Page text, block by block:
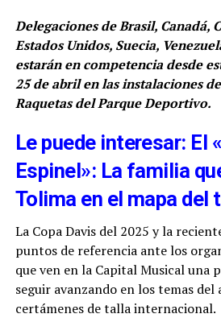
Delegaciones de Brasil, Canadá,
Estados Unidos, Suecia,
estarán en competencia desde
25 de abril en las instalaciones
Raquetas del Parque Deportivo.
Le puede interesar: El
Espinel»: La familia
Tolima en el mapa del
La Copa Davis del 2025 y la
puntos de referencia ante los
que ven en la Capital Musical una
seguir avanzando en los temas
certámenes de talla internacional.